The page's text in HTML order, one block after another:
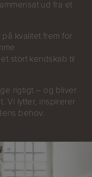
ud fra et
kvalitet frem for
stort kendskab til
rigtigt – og bliver
Vi lytter, inspirerer
behov.